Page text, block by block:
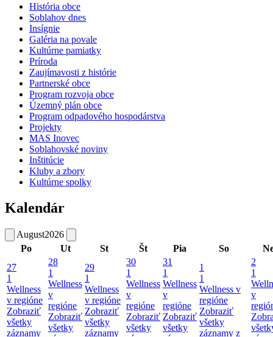
História obce
Soblahov dnes
Insígnie
Galéria na povale
Kultúrne pamiatky
Príroda
Zaujímavosti z histórie
Partnerské obce
Program rozvoja obce
Územný plán obce
Program odpadového hospodárstva
Projekty
MAS Inovec
Soblahovské noviny
Inštitúcie
Kluby a zbory
Kultúrne spolky
Kalendár
August2026
Po
Ut St Št Pia So
27
1
Wellness
v regióne
Zobraziť
všetky
záznamy
28
1
Wellness
v
regióne
Zobraziť
všetky
29
1
Wellness
v regióne
Zobraziť
všetky
záznamy
30
1
Wellness
v
regióne
Zobraziť
všetky
31
1
Wellness
v
regióne
Zobraziť
všetky
1
1
Wellness v
regióne
Zobraziť
všetky
záznamy z
2
1
v